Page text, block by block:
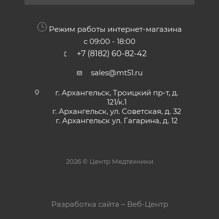
Режим работы интернет-магазина
с 09:00 - 18:00
+7 (8182) 60-82-42
sales@mt51.ru
г. Архангельск, Троицкий пр-т, д.
121/к.1
г. Архангельск, ул. Советская, д. 32
г. Архангельск ул. Гагарина, д. 12
2026 © Центр Медтехники
Разработка сайта – Веб-Центр